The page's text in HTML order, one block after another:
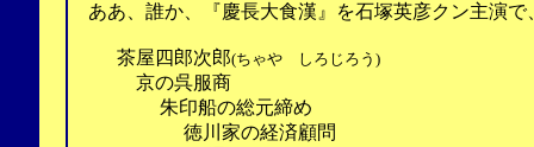
ああ、誰か、
『慶長大食漢』を石塚英彦クン主演で
茶屋四郎次郎(ちゃや しろじろう)
京の呉服商
朱印船の総元締め
徳川家の経済顧問